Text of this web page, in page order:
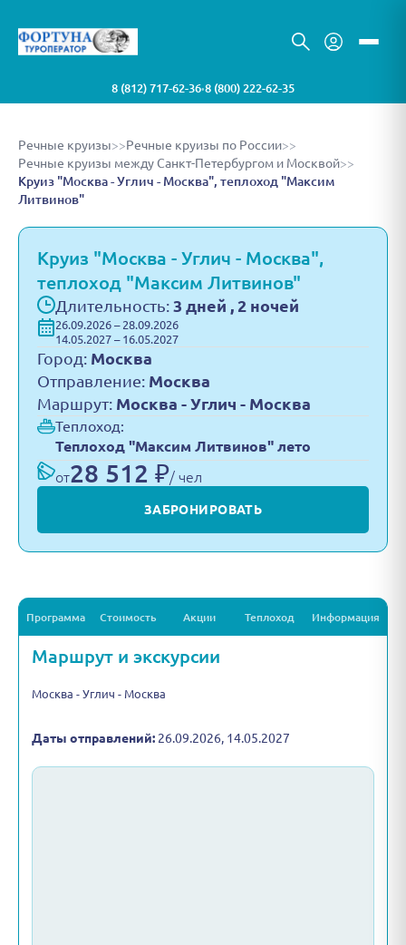
8 (812) 717-62-36•8 (800) 222-62-35
Речные круизы>>Речные круизы по России>>
Речные круизы между Санкт-Петербургом и Москвой>>
Круиз "Москва - Углич - Москва", теплоход "Максим
Литвинов"
Круиз "Москва - Углич - Москва",
теплоход "Максим Литвинов"
Длительность: 3 дней , 2 ночей
26.09.2026 – 28.09.2026
14.05.2027 – 16.05.2027
Город: Москва
Отправление: Москва
Маршрут: Москва - Углич - Москва
Теплоход:
Теплоход "Максим Литвинов" лето
от28 512 ₽/ чел
ЗАБРОНИРОВАТЬ
Программа Стоимость Акции Теплоход Информация
Маршрут и экскурсии
Москва - Углич - Москва
Даты отправлений: 26.09.2026, 14.05.2027